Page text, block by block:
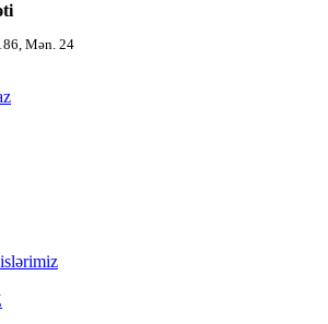
Mən. 24